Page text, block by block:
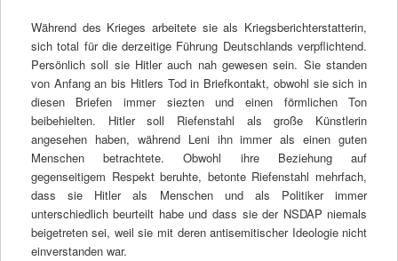
Während des Krieges arbeitete sie als Kriegsberichterstatterin,
sich total für die derzeitige Führung Deutschlands verpflichtend.
Persönlich soll sie Hitler auch nah gewesen sein. Sie standen
von Anfang an bis Hitlers Tod in Briefkontakt, obwohl sie sich in
diesen Briefen immer siezten und einen förmlichen Ton
beibehielten. Hitler soll Riefenstahl als große Künstlerin
angesehen haben, während Leni ihn immer als einen guten
Menschen betrachtete. Obwohl ihre Beziehung auf
gegenseitigem Respekt beruhte, betonte Riefenstahl mehrfach,
dass sie Hitler als Menschen und als Politiker immer
unterschiedlich beurteilt habe und dass sie der NSDAP niemals
beigetreten sei, weil sie mit deren antisemitischer Ideologie nicht
einverstanden war.